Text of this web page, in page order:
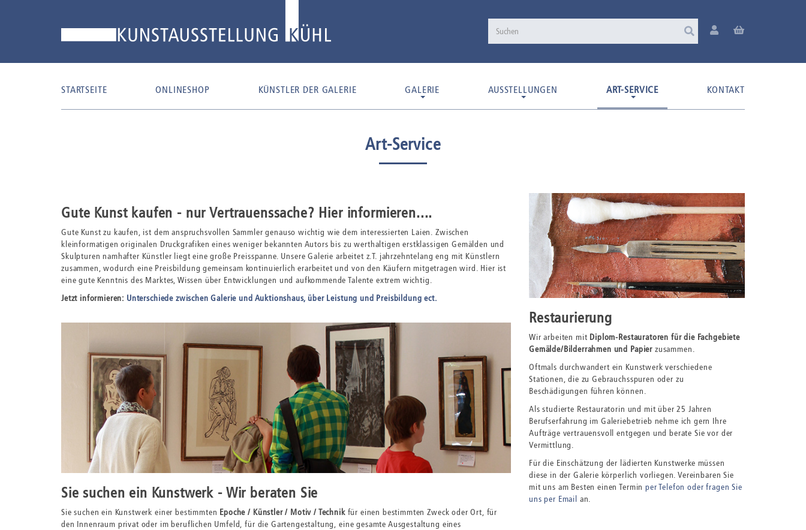
STARTSEITE ONLINESHOP KÜNSTLER DER GALERIE GALERIE AUSSTELLUNGEN ART-SERVICE KONTAKT
Art-Service
Gute Kunst kaufen - nur Vertrauenssache? Hier informieren....
Gute Kunst zu kaufen, ist dem anspruchsvollen Sammler genauso wichtig wie dem interessierten Laien. Zwischen
kleinformatigen originalen Druckgrafiken eines weniger bekannten Autors bis zu werthaltigen erstklassigen Gemälden und
Skulpturen namhafter Künstler liegt eine große Preisspanne. Unsere Galerie arbeitet z.T. jahrzehntelang eng mit Künstlern
zusammen, wodurch eine Preisbildung gemeinsam kontinuierlich erarbeitet und von den Käufern mitgetragen wird. Hier ist
eine gute Kenntnis des Marktes, Wissen über Entwicklungen und aufkommende Talente extrem wichtig.
Jetzt informieren: Unterschiede zwischen Galerie und Auktionshaus, über Leistung und Preisbildung ect.
Sie suchen ein Kunstwerk - Wir beraten Sie
Sie suchen ein Kunstwerk einer bestimmten Epoche / Künstler / Motiv / Technikfür einen bestimmten Zweck oder Ort, für
den Innenraum privat oder im beruflichen Umfeld, für die Gartengestaltung, eine gesamte Ausgestaltung eines
Restaurierung
Wir arbeiten mit Diplom-Restauratoren für die Fachgebiete
Gemälde/Bilderrahmen und Papier zusammen.
Oftmals durchwandert ein Kunstwerk verschiedene
Stationen, die zu Gebrauchsspuren oder zu
Beschädigungen führen können.
Als studierte Restauratorin und mit über 25 Jahren
Berufserfahrung im Galeriebetrieb nehme ich gern Ihre
Aufträge vertrauensvoll entgegen und berate Sie vor der
Vermittlung.
Für die Einschätzung der lädierten Kunstwerke müssen
diese in der Galerie körperlich vorliegen. Vereinbaren Sie
mit uns am Besten einen Terminper Telefon oder fragen Sie
uns per Email an.